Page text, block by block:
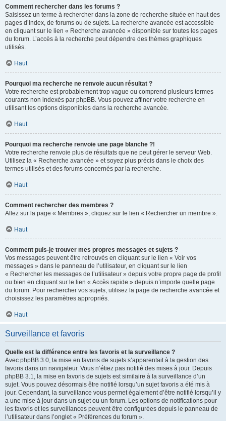
Comment rechercher dans les forums ?
Saisissez un terme à rechercher dans la zone de recherche située en haut des
pages d’index, de forums ou de sujets. La recherche avancée est accessible
en cliquant sur le lien « Recherche avancée » disponible sur toutes les pages
du forum. L’accès à la recherche peut dépendre des thèmes graphiques
utilisés.
Haut
Pourquoi ma recherche ne renvoie aucun résultat ?
Votre recherche est probablement trop vague ou comprend plusieurs termes
courants non indexés par phpBB. Vous pouvez affiner votre recherche en
utilisant les options disponibles dans la recherche avancée.
Haut
Pourquoi ma recherche renvoie une page blanche ?!
Votre recherche renvoie plus de résultats que ne peut gérer le serveur Web.
Utilisez la « Recherche avancée » et soyez plus précis dans le choix des
termes utilisés et des forums concernés par la recherche.
Haut
Comment rechercher des membres ?
Allez sur la page « Membres », cliquez sur le lien « Rechercher un membre ».
Haut
Comment puis-je trouver mes propres messages et sujets ?
Vos messages peuvent être retrouvés en cliquant sur le lien « Voir vos
messages » dans le panneau de l’utilisateur, en cliquant sur le lien
« Rechercher les messages de l’utilisateur » depuis votre propre page de profil
ou bien en cliquant sur le lien « Accès rapide » depuis n’importe quelle page
du forum. Pour rechercher vos sujets, utilisez la page de recherche avancée et
choisissez les paramètres appropriés.
Haut
Surveillance et favoris
Quelle est la différence entre les favoris et la surveillance ?
Avec phpBB 3.0, la mise en favoris de sujets s’apparentait à la gestion des
favoris dans un navigateur. Vous n’étiez pas notifié des mises à jour. Depuis
phpBB 3.1, la mise en favoris de sujets est similaire à la surveillance d’un
sujet. Vous pouvez désormais être notifié lorsqu’un sujet favoris a été mis à
jour. Cependant, la surveillance vous permet également d’être notifié lorsqu’il y
a une mise à jour dans un sujet ou un forum. Les options de notifications pour
les favoris et les surveillances peuvent être configurées depuis le panneau de
l’utilisateur dans l’onglet « Préférences du forum ».